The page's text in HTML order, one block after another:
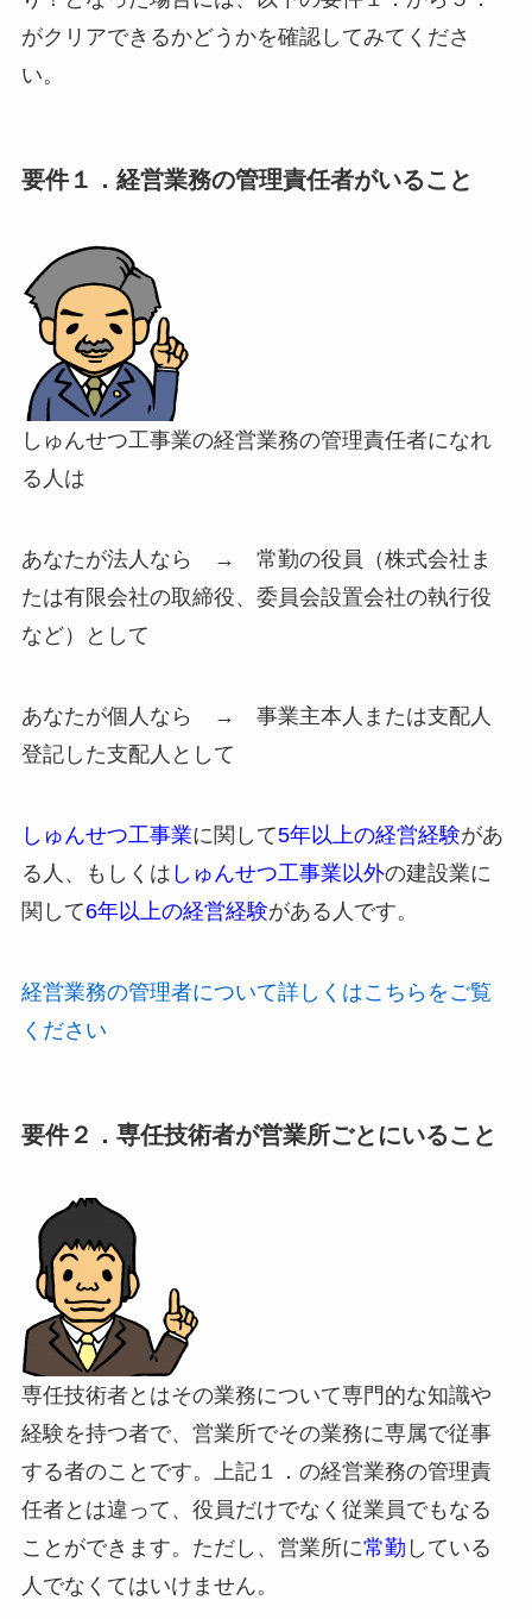
がクリアできるかどうかを確認してみてくださ
い。
要件１．経営業務の管理責任者がいること
しゅんせつ工事業の経営業務の管理責任者になれ
る人は
あなたが法人なら → 常勤の役員（株式会社ま
たは有限会社の取締役、委員会設置会社の執行役
など）として
あなたが個人なら → 事業主本人または支配人
登記した支配人として
しゅんせつ工事業に関して5年以上の経営経験があ
る人、もしくは しゅんせつ工事業以外の建設業に
関して6年以上の経営経験がある人です。
経営業務の管理者について詳しくはこちらをご覧
ください
要件２．専任技術者が営業所ごとにいること
専任技術者とはその業務について専門的な知識や
経験を持つ者で、営業所でその業務に専属で従事
する者のことです。上記１．の経営業務の管理責
任者とは違って、役員だけでなく従業員でもなる
ことができます。ただし、営業所に常勤 している
人でなくてはいけません。